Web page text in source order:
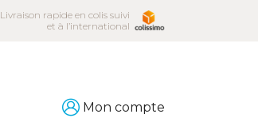
Livraison rapide en colis suivi
et à l’international
Mon compte